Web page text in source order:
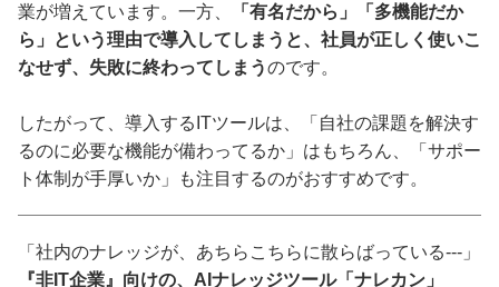
業が増えています。一方、
「有名だから」「多機能だか
ら」という理由で導入してしまうと、社員が正しく使いこ
なせず、失敗に終わってしまうのです。
したがって、導入するITツールは、「自社の課題を解決す
るのに必要な機能が備わってるか」はもちろん、「サポー
ト体制が手厚いか」も注目するのがおすすめです。
「社内のナレッジが、あちらこちらに散らばっている---」
『非IT企業』向けの、AIナレッジツール「ナレカン」